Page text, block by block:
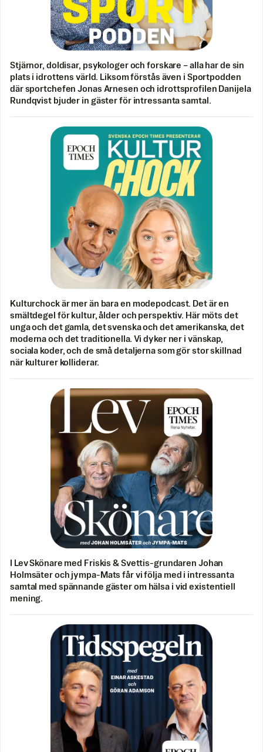
Stjärnor, doldisar, psykologer och forskare – alla har de sin
plats i idrottens värld. Liksom förstås även i Sportpodden
där sportchefen Jonas Arnesen och idrottsprofilen Danijela
Rundqvist bjuder in gäster för intressanta samtal.
Kulturchock är mer än bara en modepodcast. Det är en
smältdegel för kultur, ålder och perspektiv. Här möts det
unga och det gamla, det svenska och det amerikanska, det
moderna och det traditionella. Vi dyker ner i vänskap,
sociala koder, och de små detaljerna som gör stor skillnad
när kulturer kolliderar.
I Lev Skönare med Friskis & Svettis-grundaren Johan
Holmsäter och jympa-Mats får vi följa med i intressanta
samtal med spännande gäster om hälsa i vid existentiell
mening.